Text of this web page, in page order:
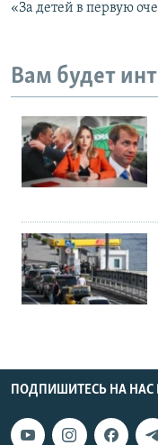
«За детей в первую
Вам будет
ПОДПИШИТЕСЬ НА НАС